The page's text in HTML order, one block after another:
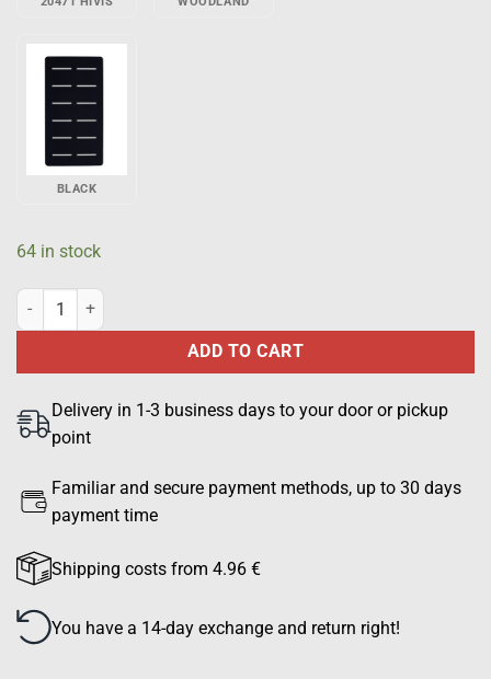
BLACK
64 in stock
Molle panel 90 × 160 mm for clothes without a ready fastening
ADD TO CART
Delivery in 1-3 business days to your door or pickup
point
Familiar and secure payment methods, up to 30 days
payment time
Shipping costs from 4.96 €
You have a 14-day exchange and return right!